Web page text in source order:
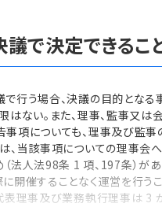
計検定試験一問一答
ための「新公益信託」活用戦
ン200 誌上相談室
りPLUS
解く逆引きガイドライン
で決定できるこ
行う場合、決議の目的となる
はない。また、理事、監事又は
項についても、理事及び監事
、当該事項についての理事会
法人法98条 1 項、197条）があ
開催することなく運営を行う
表理事及び業務執行理事は 3